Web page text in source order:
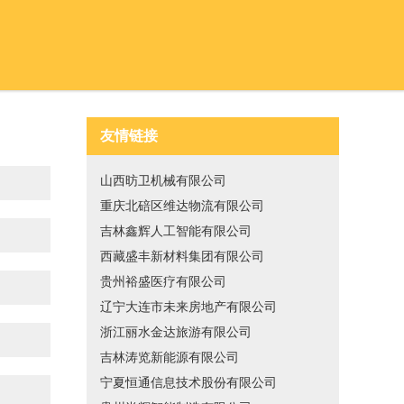
友情链接
山西昉卫机械有限公司
重庆北碚区维达物流有限公司
吉林鑫辉人工智能有限公司
西藏盛丰新材料集团有限公司
贵州裕盛医疗有限公司
辽宁大连市未来房地产有限公司
浙江丽水金达旅游有限公司
吉林涛览新能源有限公司
宁夏恒通信息技术股份有限公司